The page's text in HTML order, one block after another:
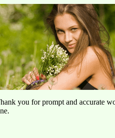
you for prompt and accurate